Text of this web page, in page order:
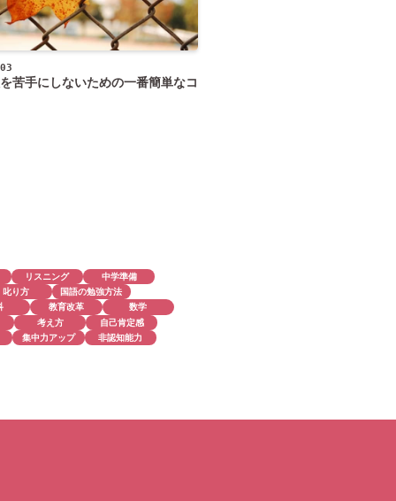
苦手にしないための一番簡単なコ
リスニング
中学準備
叱り方
国語の勉強方法
教育改革
数学
考え方
自己肯定感
集中力アップ
非認知能力